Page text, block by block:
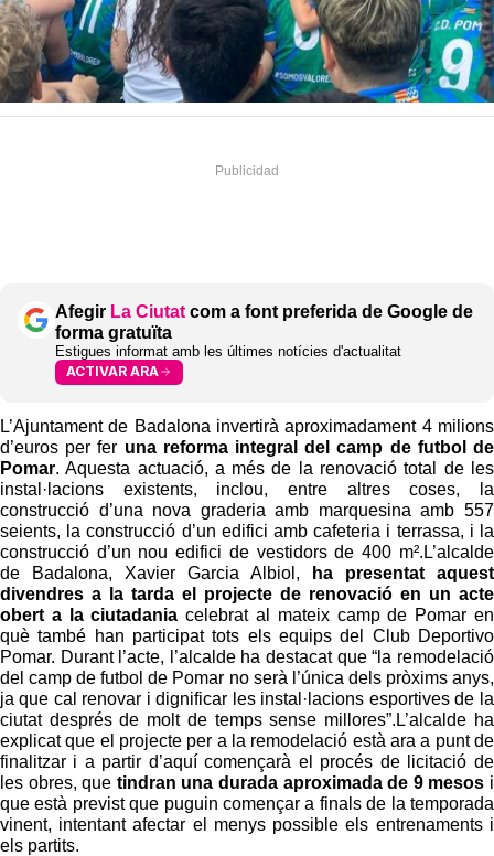
Afegir La Ciutat com a font preferida de Google de
forma gratuïta
Estigues informat amb les últimes notícies d'actualitat
ACTIVAR ARA
L’Ajuntament de Badalona invertirà aproximadament 4 milions
d’euros per fer una reforma integral del camp de futbol de
Pomar. Aquesta actuació, a més de la renovació total de les
instal·lacions existents, inclou, entre altres coses, la
construcció d’una nova graderia amb marquesina amb 557
seients, la construcció d’un edifici amb cafeteria i terrassa, i la
construcció d’un nou edifici de vestidors de 400 m².L’alcalde
de Badalona, Xavier Garcia Albiol,
ha presentat aquest
divendres a la tarda el projecte de renovació en un acte
obert a la ciutadania celebrat al mateix camp de Pomar en
què també han participat tots els equips del Club Deportivo
Pomar. Durant l’acte, l’alcalde ha destacat que “la remodelació
del camp de futbol de Pomar no serà l’única dels pròxims anys,
ja que cal renovar i dignificar les instal·lacions esportives de la
ciutat després de molt de temps sense millores”.L’alcalde ha
explicat que el projecte per a la remodelació està ara a punt de
finalitzar i a partir d’aquí començarà el procés de licitació de
les obres, que tindran una durada aproximada de 9 mesos i
que està previst que puguin començar a finals de la temporada
vinent, intentant afectar el menys possible els entrenaments i
els partits.